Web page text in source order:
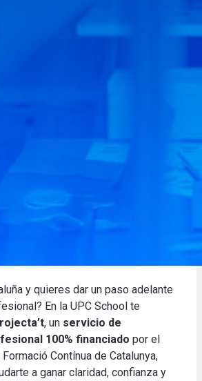
y quieres dar un paso adelante
En la UPC School te
, un servicio de
100% financiado por el
Contínua de Catalunya,
a ganar claridad, confianza y